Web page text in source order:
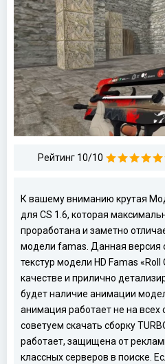
Рейтинг 10/10
К вашему вниманию крутая
для CS 1.6, которая
проработана и заметно
модели famas. Данная версия
текстур модели HD Famas «Roll
качестве и прилично
будет наличие анимации
анимация работает не на всех
советуем скачать сборку
работает, защищена от
классных серверов в поиске.